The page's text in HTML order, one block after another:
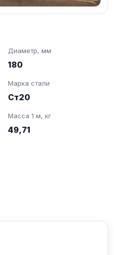
Диаметр, мм
180
Марка стали
Ст20
Масса 1 м, кг
49,71